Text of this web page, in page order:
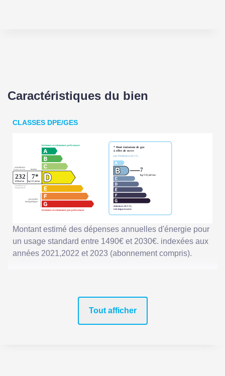
Caractéristiques du bien
CLASSES DPE/GES
Montant estimé des dépenses annuelles d'énergie pour
un usage standard entre 1490€ et 2030€. indexées aux
années 2021,2022 et 2023 (abonnement compris).
Tout afficher